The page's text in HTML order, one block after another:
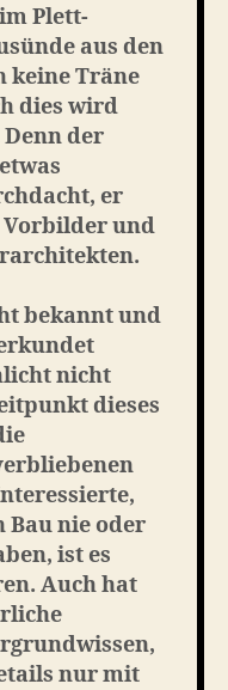
an
das
Plett-
Zentrum
Plett-
aus den
keine Träne
dies wird
der
er
Vorbilder und
bekannt und
nicht
dieses
Bau nie oder
ist es
Auch hat
nur mit